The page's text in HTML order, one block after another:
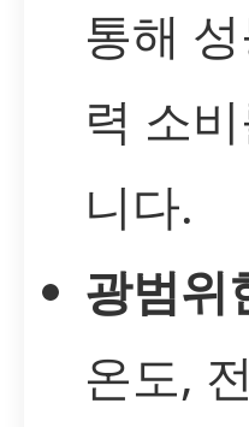
통해
력 소
니다.
광범위
온도,